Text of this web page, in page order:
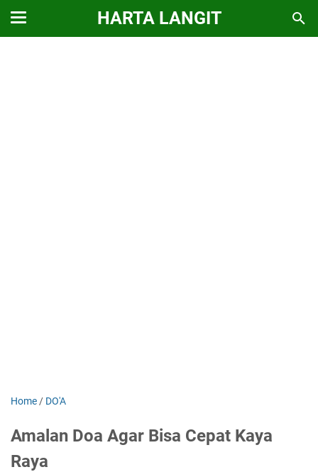
HARTA LANGIT
Home / DO'A
Amalan Doa Agar Bisa Cepat Kaya
Raya